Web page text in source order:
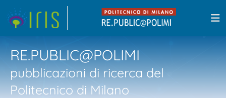
RE.PUBLIC@POLIMI
pubblicazioni di ricerca del
Politecnico di Milano